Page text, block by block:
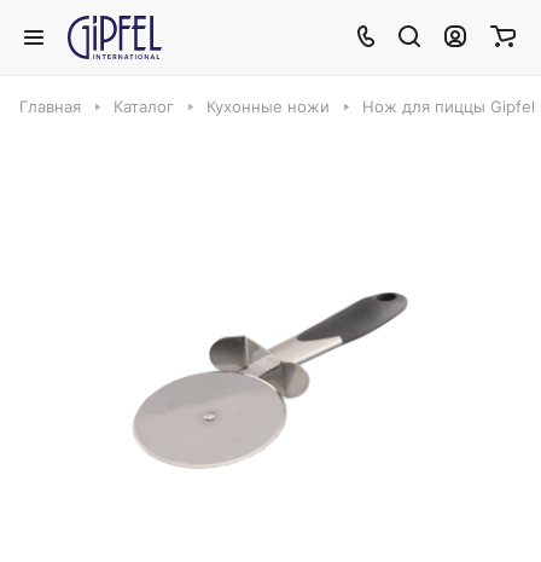
Главная Каталог Кухонные ножи Нож для пиццы Gipfel